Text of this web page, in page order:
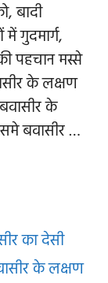
बादी
गुदमार्ग,
पहचान मस्से
के लक्षण
के
बवासीर …
का देसी
के लक्षण